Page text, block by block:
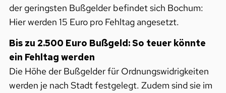
der geringsten Bußgelder befindet sich Bochum:
Hier werden 15 Euro pro Fehltag angesetzt.
Bis zu 2.500 Euro Bußgeld: So teuer könnte
ein Fehltag werden
Die Höhe der Bußgelder für Ordnungswidrigkeiten
werden je nach Stadt festgelegt. Zudem sind sie im